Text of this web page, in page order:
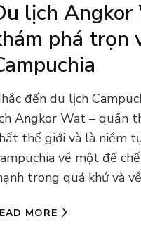
lịch
phá trọn
đến du lịch
Angkor Wat – quần
thế giới và là niềm
về một đế
trong quá khứ và
MORE